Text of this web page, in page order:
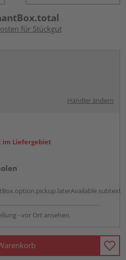
für Stückgut
Händler ändern
Liefergebiet
- vor Ort ansehen.